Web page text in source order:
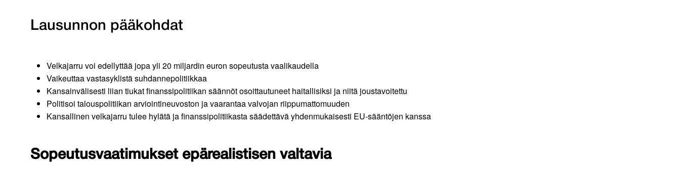
Lausunnon pääkohdat
Velkajarru voi edellyttää jopa yli 20 miljardin euron sopeutusta vaalikaudella
Vaikeuttaa vastasyklistä suhdannepolitiikkaa
Kansainvälisesti liian tiukat finanssipolitiikan säännöt osoittautuneet haitallisiksi ja niitä joustavoitettu
Politisoi talouspolitiikan arviointineuvoston ja vaarantaa valvojan riippumattomuuden
Kansallinen velkajarru tulee hylätä ja finanssipolitiikasta säädettävä yhdenmukaisesti EU-sääntöjen kanssa
Sopeutusvaatimukset epärealistisen valtavia